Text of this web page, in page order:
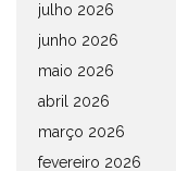
julho 2026
junho 2026
maio 2026
abril 2026
março 2026
fevereiro 2026